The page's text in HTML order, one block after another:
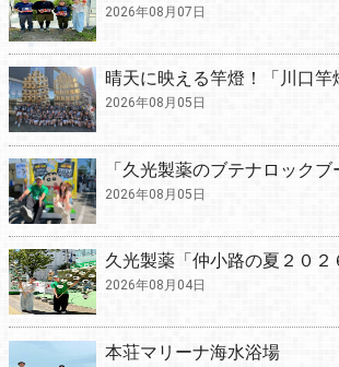
2026年08月07日
晴天に映える竿燈！「川口竿
2026年08月05日
「久光製薬のブテナロックブ
2026年08月05日
久光製薬「仲小路の夏２０
2026年08月04日
本荘マリーナ海水浴場